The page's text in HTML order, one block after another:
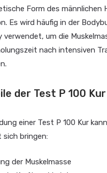
Form des männlichen
Es wird häufig in der
verwendet, um die
nach intensiven
der Test P 100 Kur
einer Test P 100 Kur
sich bringen:
der Muskelmasse